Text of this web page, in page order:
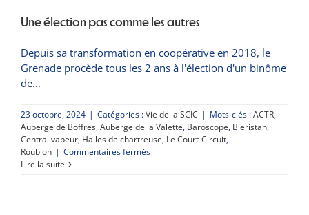
Une élection pas comme les autres
Depuis sa transformation en coopérative en 2018, le
Grenade procède tous les 2 ans à l'élection d'un binôme
de
23 octobre, 2024 | Catégories :Vie de la SCIC | Mots-clés :ACTR,
Auberge de Boffres,Auberge de la Valette, Baroscope, Bieristan,
Central vapeur, Halles de chartreuse, Le Court-Circuit,
Roubion | Commentaires ferméssur
Lire la suite